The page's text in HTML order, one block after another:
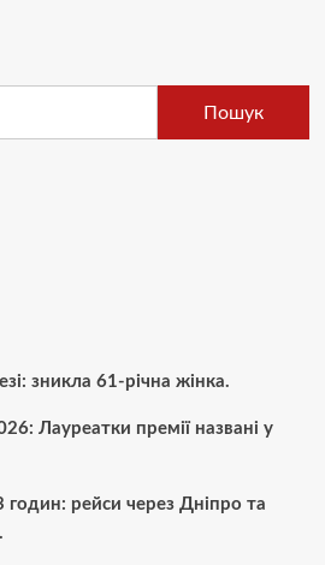
Пошук
зникла 61-річна жінка.
Лауреатки премії названі у
годин: рейси через Дніпро та